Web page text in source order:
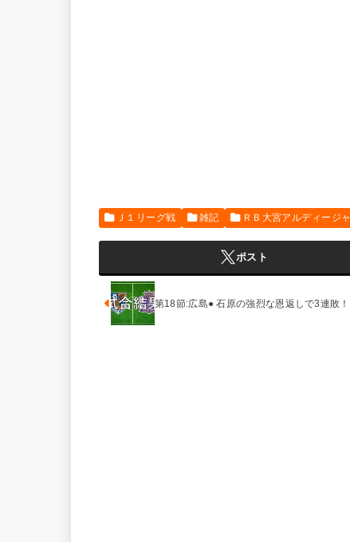
Ｊ１リーグ戦 雑記 ＲＢ大宮アルディージャ
ポスト
第18節:広島● 石原の強烈な恩返しで3連敗！